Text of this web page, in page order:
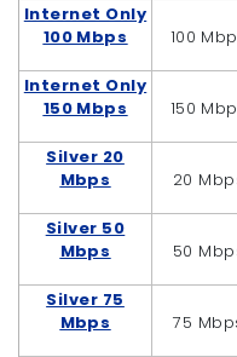
Internet Only
100 Mbps
100
Internet Only
150 Mbps
150
Silver 20
Mbps
20
Silver 50
Mbps
50
Silver 75
Mbps
75